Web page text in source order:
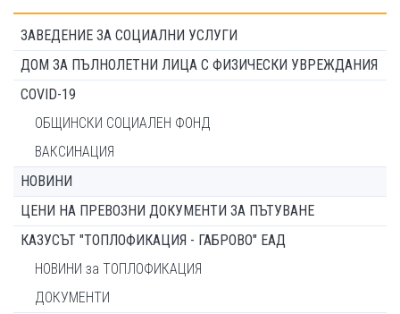
ЗАВЕДЕНИЕ ЗА СОЦИАЛНИ УСЛУГИ
ДОМ ЗА ПЪЛНОЛЕТНИ ЛИЦА С ФИЗИЧЕСКИ УВРЕЖДАНИЯ
COVID-19
ОБЩИНСКИ СОЦИАЛЕН ФОНД
ВАКСИНАЦИЯ
НОВИНИ
ЦЕНИ НА ПРЕВОЗНИ ДОКУМЕНТИ ЗА ПЪТУВАНЕ
КАЗУСЪТ "ТОПЛОФИКАЦИЯ - ГАБРОВО" ЕАД
НОВИНИ за ТОПЛОФИКАЦИЯ
ДОКУМЕНТИ